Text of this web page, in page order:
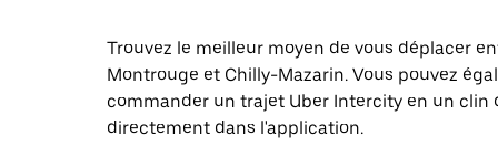
Trouvez le meilleur moyen de vous déplacer
Montrouge et Chilly-Mazarin. Vous pouvez
commander un trajet Uber Intercity en un clin
directement dans l'application.